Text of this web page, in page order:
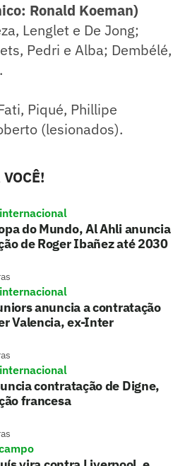
Ronald Koeman)
Lenglet e De Jong;
Pedri e Alba; Dembélé,
Piqué, Phillipe
(lesionados).
do Mundo, Al Ahli anuncia
de Roger Ibañez até 2030
anuncia a contratação
Valencia, ex-Inter
contratação de Digne,
francesa